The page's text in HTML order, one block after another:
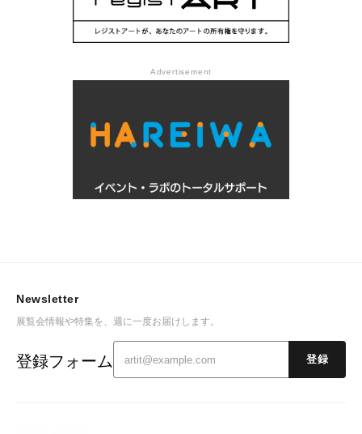
Advertisement
Newsletter
展覧会情報や特集を、週に一度お届けします。
登録フォーム 登録